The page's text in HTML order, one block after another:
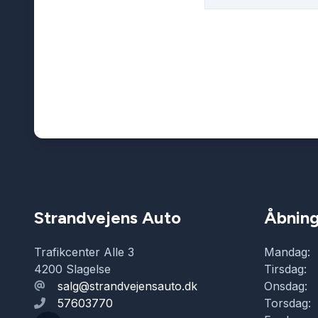
Strandvejens Auto
Trafikcenter Alle 3
4200 Slagelse
salg@strandvejensauto.dk
57603770
Mandag:
Tirsdag:
Onsdag:
Torsdag: